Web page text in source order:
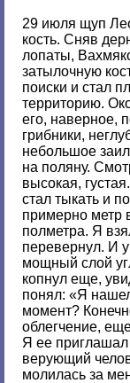
29 июля щуп
кость. Сняв
лопаты,
затылочную
поиски и стал
территорию.
его, наверное,
грибники,
небольшое
на поляну.
высокая,
стал тыкать и
примерно метр
полметра. Я
перевернул. И
мощный слой
копнул еще,
понял: «Я
момент?
облегчение,
Я ее приглашал
верующий
молилась за